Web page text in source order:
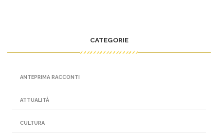
CATEGORIE
ANTEPRIMA RACCONTI
ATTUALITÀ
CULTURA